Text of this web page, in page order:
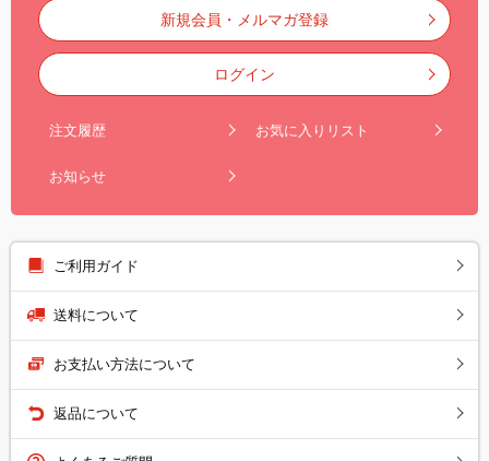
新規会員・メルマガ登録
ログイン
注文履歴 お気に入りリスト
お知らせ
ご利用ガイド
送料について
お支払い方法について
返品について